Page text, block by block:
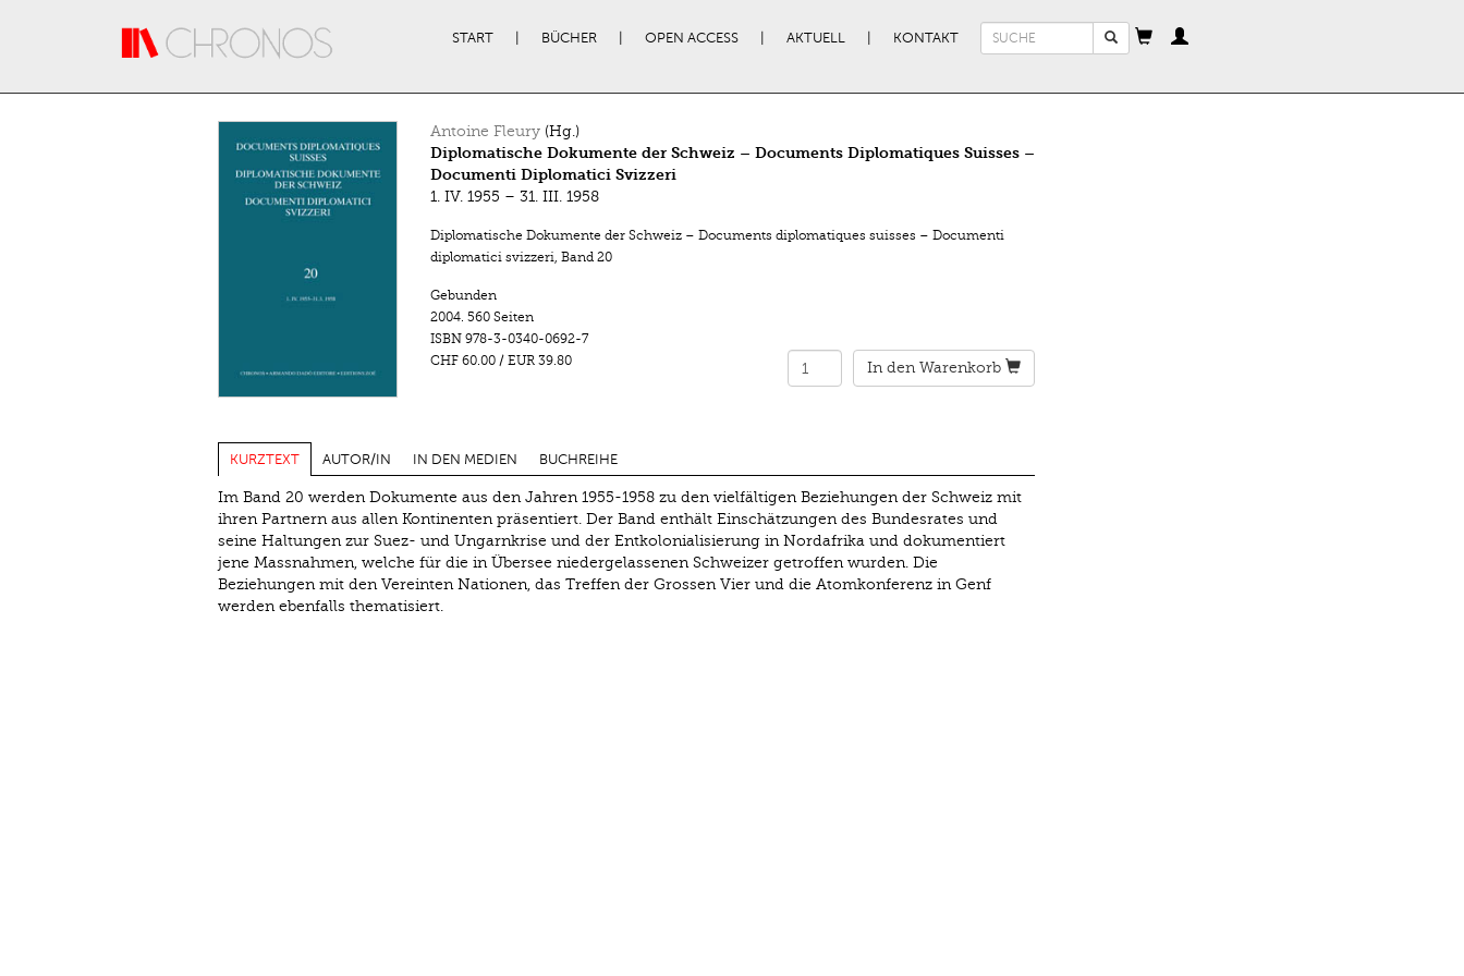
START BÜCHER OPEN ACCESS AKTUELL KONTAKT
Suchformular
Antoine Fleury(Hg.)
Diplomatische Dokumente der Schweiz – Documents Diplomatiques Suisses –
Documenti Diplomatici Svizzeri
1. IV. 1955 – 31. III. 1958
Diplomatische Dokumente der Schweiz – Documents diplomatiques suisses – Documenti
diplomatici svizzeri, Band 20
Gebunden
2004. 560 Seiten
ISBN 978-3-0340-0692-7
CHF 60.00/ EUR 39.80 In den Warenkorb
KURZTEXT AUTOR/IN IN DEN MEDIEN BUCHREIHE
Im Band 20 werden Dokumente aus den Jahren 1955-1958 zu den vielfältigen Beziehungen der Schweiz mit
ihren Partnern aus allen Kontinenten präsentiert. Der Band enthält Einschätzungen des Bundesrates und
seine Haltungen zur Suez- und Ungarnkrise und der Entkolonialisierung in Nordafrika und dokumentiert
jene Massnahmen, welche für die in Übersee niedergelassenen Schweizer getroffen wurden. Die
Beziehungen mit den Vereinten Nationen, das Treffen der Grossen Vier und die Atomkonferenz in Genf
werden ebenfalls thematisiert.